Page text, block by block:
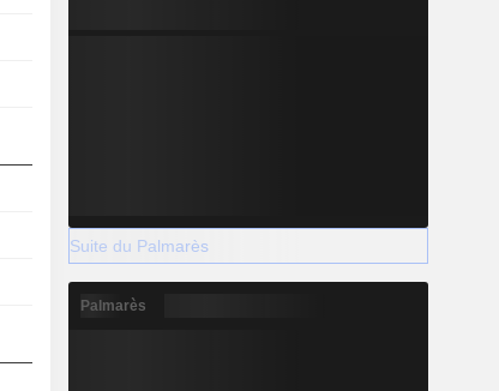
- - -
Suite du Palmarès
Palmarès